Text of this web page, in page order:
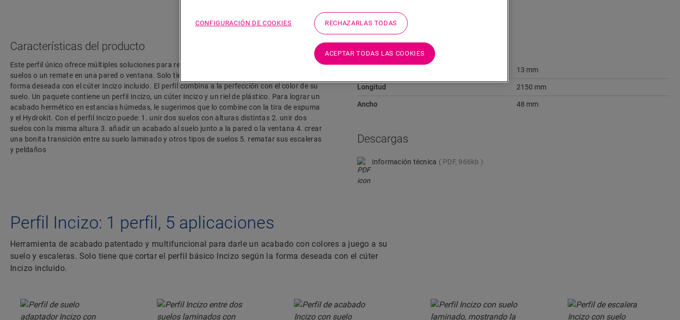
Características del producto
Este perfil único ofrece múltiples soluciones para rematar su suelo, como la transición entre
suelos o un remate en una pared o ventana. Solo tiene que cortar el perfil Incizo según la
forma deseada con el cúter Incizo incluido. El perfil combina a la perfección con el color de su
suelo. Un paquete contiene un perfil Incizo, un cúter Incizo y un riel de plástico. Para lograr un
acabado hermético en estancias húmedas, le sugerimos que lo combine con la tira de espuma
y el Hydrokit. Con el perfil Incizo puede: 1. unir dos suelos con alturas distintas 2. unir dos
suelos con la misma altura 3. añadir un acabado al suelo junto a la pared o la ventana 4. crear
una bonita transición entre su suelo laminado y otros tipos de suelos 5. rematar sus escaleras
y peldaños
Dimensiones
13 mm
Longitud 2150 mm
Ancho 48 mm
Descargas
Información técnica PDF, 966kb
Perfil Incizo: 1 perfil, 5 aplicaciones
Herramienta de acabado patentado y multifuncional para darle un acabado con colores a juego a su
suelo y escaleras. Solo tiene que cortar el perfil básico Incizo según la forma deseada con el cúter
Incizo incluido.
CONFIGURACIÓN DE COOKIES RECHAZARLAS TODAS
ACEPTAR TODAS LAS COOKIES